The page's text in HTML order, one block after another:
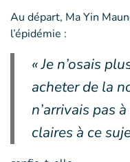
Au départ, Ma Yin
l’épidémie :
« Je n’osais
acheter de la
n’arrivais pas
claires à ce